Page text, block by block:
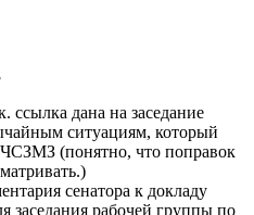
ссылка дана на заседание
ситуациям, который
ЧСЗМЗ (понятно, что поправок
сенатора к докладу
заседания рабочей группы по